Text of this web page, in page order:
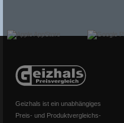
Geizhals ist ein unabhängiges
Preis- und Produktvergleichs-